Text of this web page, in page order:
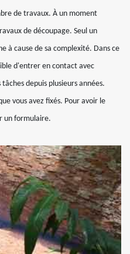
de travaux. À un moment
de découpage. Seul un
à cause de sa complexité. Dans ce
d'entrer en contact avec
depuis plusieurs années.
vous avez fixés. Pour avoir le
un formulaire.